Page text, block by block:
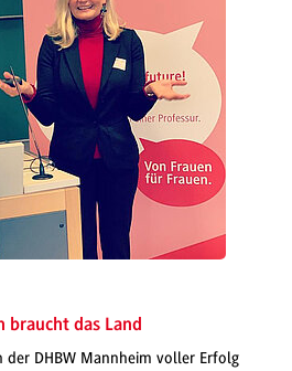
braucht das Land
der DHBW Mannheim voller Erfolg